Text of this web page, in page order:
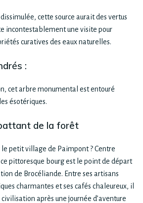
cette source aurait des vertus
incontestablement une visite pour
curatives des eaux naturelles.
:
cet arbre monumental est entouré
ésotériques.
de la forêt
petit village de Paimpont ? Centre
pittoresque bourg est le point de départ
de Brocéliande. Entre ses artisans
charmantes et ses cafés chaleureux, il
après une journée d’aventure